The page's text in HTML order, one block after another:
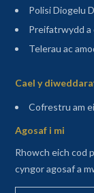
Polisi Diogelu
Preifatrwydd a
Telerau ac
Cael y
Cofrestru am
Agosaf i mi
Rhowch eich cod
cyngor agosaf a